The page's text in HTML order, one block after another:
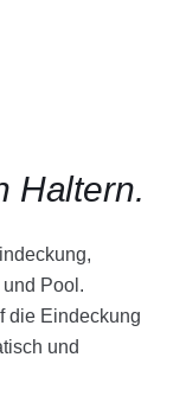
Haltern.
Pool.
die Eindeckung
und